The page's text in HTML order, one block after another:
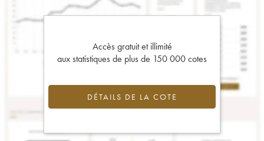
Accès gratuit et illimité
aux statistiques de plus de 150 000 cotes
DÉTAILS DE LA COTE